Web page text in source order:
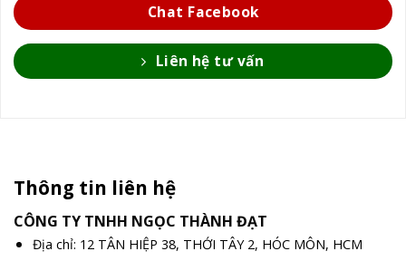
Chat Facebook
Liên hệ tư vấn
Thông tin liên hệ
CÔNG TY TNHH NGỌC THÀNH ĐẠT
Địa chỉ: 12 TÂN HIỆP 38, THỚI TÂY 2, HÓC MÔN, HCM